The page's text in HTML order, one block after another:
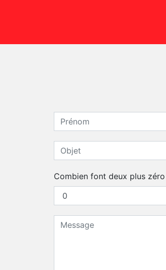
Combien font deux plus zéro